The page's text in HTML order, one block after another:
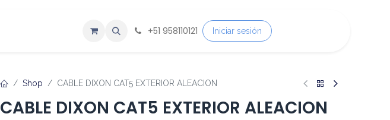
+51 958110121 Iniciar sesión
Shop CABLE DIXON CAT5 EXTERIOR ALEACION
CABLE DIXON CAT5 EXTERIOR ALEACION